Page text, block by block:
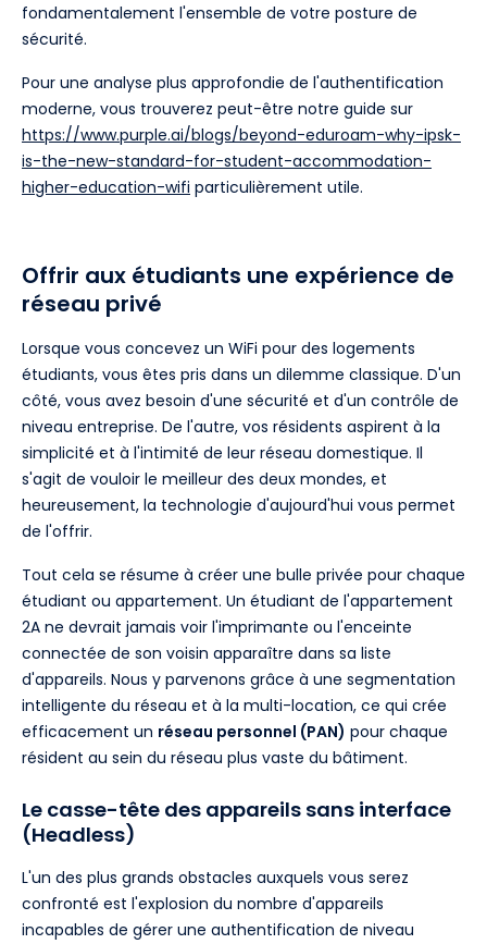
fondamentalement l'ensemble de votre posture de
sécurité.
Pour une analyse plus approfondie de l'authentification
moderne, vous trouverez peut-être notre guide sur
https://www.purple.ai/blogs/beyond-eduroam-why-ipsk-
is-the-new-standard-for-student-accommodation-
higher-education-wifi particulièrement utile.
Offrir aux étudiants une expérience de
réseau privé
Lorsque vous concevez un WiFi pour des logements
étudiants, vous êtes pris dans un dilemme classique. D'un
côté, vous avez besoin d'une sécurité et d'un contrôle de
niveau entreprise. De l'autre, vos résidents aspirent à la
simplicité et à l'intimité de leur réseau domestique. Il
s'agit de vouloir le meilleur des deux mondes, et
heureusement, la technologie d'aujourd'hui vous permet
de l'offrir.
Tout cela se résume à créer une bulle privée pour chaque
étudiant ou appartement. Un étudiant de l'appartement
2A ne devrait jamais voir l'imprimante ou l'enceinte
connectée de son voisin apparaître dans sa liste
d'appareils. Nous y parvenons grâce à une segmentation
intelligente du réseau et à la multi-location, ce qui crée
efficacement un réseau personnel (PAN) pour chaque
résident au sein du réseau plus vaste du bâtiment.
Le casse-tête des appareils sans interface
(Headless)
L'un des plus grands obstacles auxquels vous serez
confronté est l'explosion du nombre d'appareils
incapables de gérer une authentification de niveau